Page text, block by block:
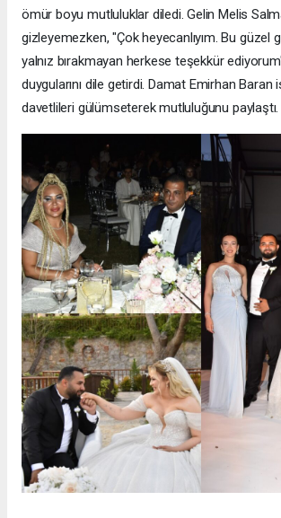
ömür boyu mutluluklar diledi. Gelin Melis
gizleyemezken, "Çok heyecanlıyım. Bu güzel
yalnız bırakmayan herkese teşekkür
duygularını dile getirdi. Damat Emirhan Baran
davetlileri gülümseterek mutluluğunu paylaştı.